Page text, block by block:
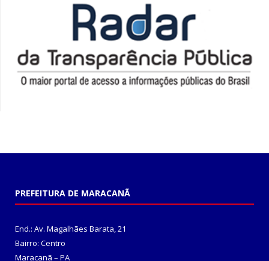
PREFEITURA DE MARACANÃ
End.: Av. Magalhães Barata, 21
Bairro: Centro
Maracanã – PA